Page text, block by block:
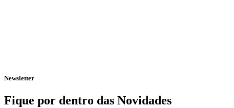
Newsletter
Fique por dentro das Novidades